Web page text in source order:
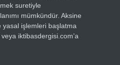
suretiyle
mümkündür. Aksine
yasal işlemleri başlatma
iktibasdergisi.com’a